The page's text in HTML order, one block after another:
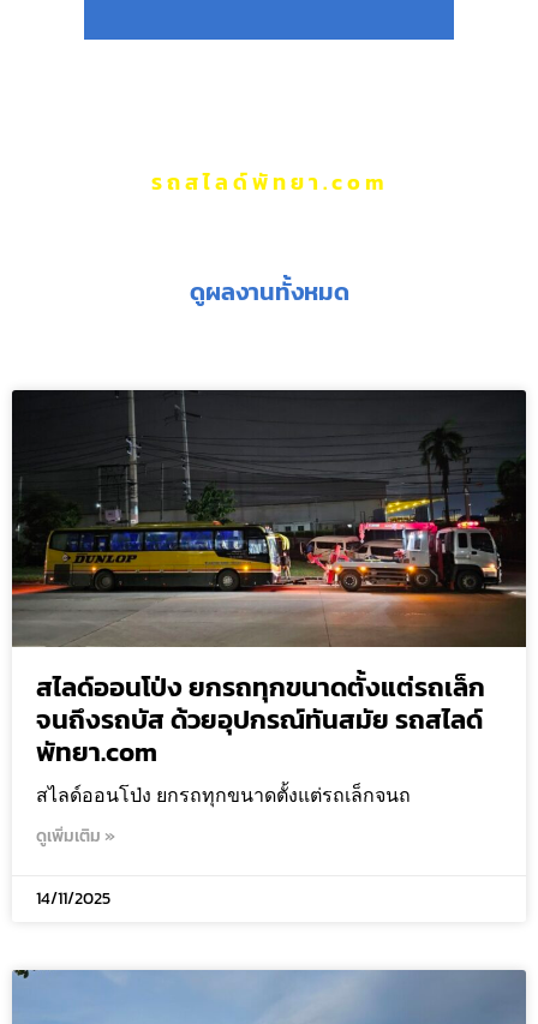
รถสไลด์พัทยา.com
ดูผลงานทั้งหมด
สไลด์ออนโป่ง ยกรถทุกขนาดตั้งแต่รถเล็ก
จนถึงรถบัส ด้วยอุปกรณ์ทันสมัย รถสไลด์
พัทยา.com
สไลด์ออนโป่ง ยกรถทุกขนาดตั้งแต่รถเล็กจนถ
ดูเพิ่มเติม »
14/11/2025